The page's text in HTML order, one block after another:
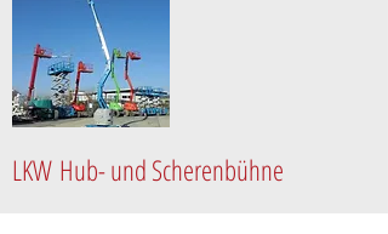
LKW Hub- und Scherenbühne